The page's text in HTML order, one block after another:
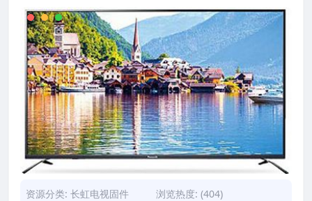
资源分类: 长虹电视固件
浏览热度: (404)